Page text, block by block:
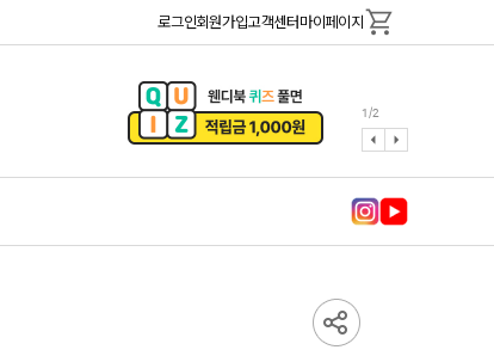
로그인회원가입고객센터 마이페이지
1/2